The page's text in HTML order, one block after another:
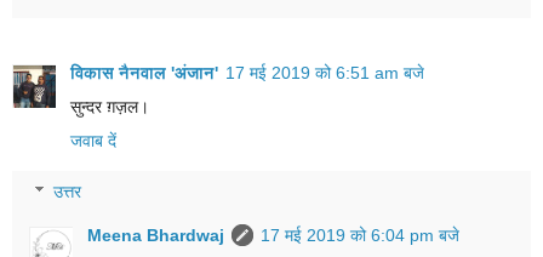
विकास नैनवाल 'अंजान' 17 मई 2019 को 6:51 am बजे
सुन्दर ग़ज़ल।
जवाब दें
उत्तर
Meena Bhardwaj
17 मई 2019 को 6:04 pm बजे